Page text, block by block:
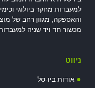
למעבדות מחקר ביולוגי
והאספקה, מגוון רחב של
מכשור חד ויד שניה
ניווט
אודות ביו-סל